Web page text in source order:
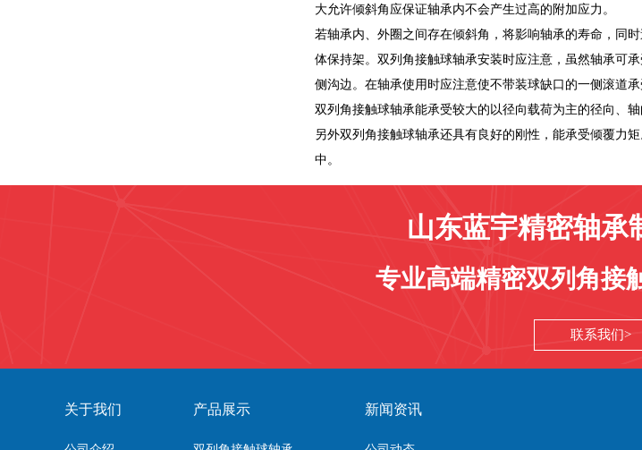
大允许倾斜角应保证轴承内不会产生过高的附加应力。
若轴承内、外圈之间存在倾斜角，将影响轴承的寿命，同
体保持架。双列角接触球轴承安装时应注意，虽然轴承可
侧沟边。在轴承使用时应注意使不带装球缺口的一侧滚道承
双列角接触球轴承能承受较大的以径向载荷为主的径向、
另外双列角接触球轴承还具有良好的刚性，能承受倾覆力
中。
山东蓝宇精密轴承
专业高端精密双列角接
联系我们
关于我们 产品展示 新闻资讯